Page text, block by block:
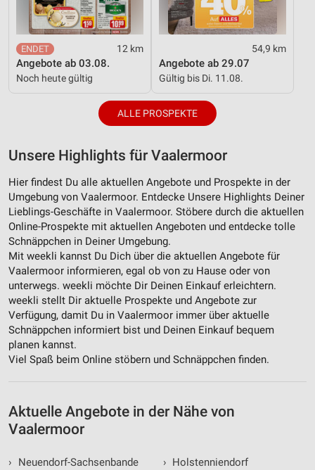
12 km
Angebote ab 03.08.
Noch heute gültig
54,9 km
Angebote ab 29.07
Gültig bis Di. 11.08.
ALLE PROSPEKTE
Unsere Highlights für Vaalermoor
Hier findest Du alle aktuellen Angebote und Prospekte in der
Umgebung von Vaalermoor. Entdecke Unsere Highlights Deiner
Lieblings-Geschäfte in Vaalermoor. Stöbere durch die aktuellen
Online-Prospekte mit aktuellen Angeboten und entdecke tolle
Schnäppchen in Deiner Umgebung.
Mit weekli kannst Du Dich über die aktuellen Angebote für
Vaalermoor informieren, egal ob von zu Hause oder von
unterwegs. weekli möchte Dir Deinen Einkauf erleichtern.
weekli stellt Dir aktuelle Prospekte und Angebote zur
Verfügung, damit Du in Vaalermoor immer über aktuelle
Schnäppchen informiert bist und Deinen Einkauf bequem
planen kannst.
Viel Spaß beim Online stöbern und Schnäppchen finden.
Aktuelle Angebote in der Nähe von
Vaalermoor
›
Neuendorf-Sachsenbande
› Holstenniendorf